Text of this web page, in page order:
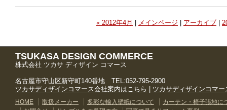
« 2012年4月 | メインページ | アーカイブ |
TSUKASA DESIGN COMMERCE
株式会社 ツカサ ディザイン コマース
名古屋市守山区新守町140番地 TEL:052-795-2900
ツカサディザインコマース会社案内はこちら
ツカサディザインコマ
HOME 取扱メーカー 多彩な輸入壁紙について
カーテン・椅子張地に